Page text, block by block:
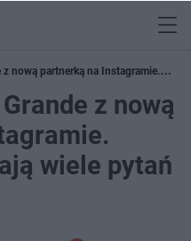
z nową partnerką na Instagramie.
z nową
wiele pytań